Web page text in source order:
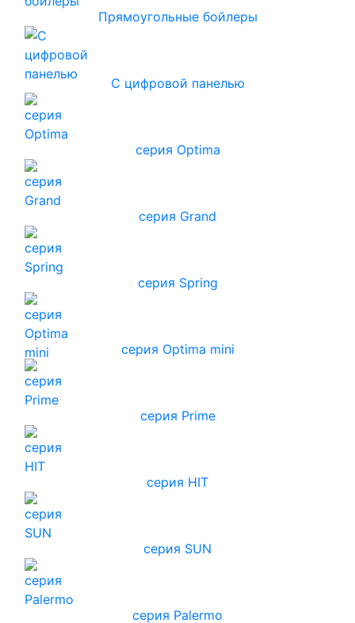
Прямоугольные бойлеры
С цифровой панелью
серия Optima
серия Grand
серия Spring
серия Optima mini
серия Prime
серия HIT
серия SUN
серия Palermo